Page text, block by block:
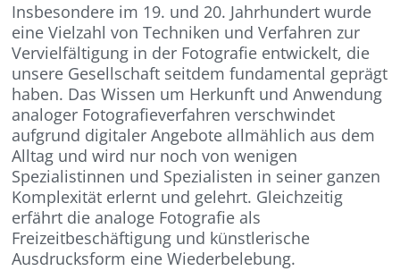
Insbesondere im 19. und 20. Jahrhundert wurde
eine Vielzahl von Techniken und Verfahren zur
Vervielfältigung in der Fotografie entwickelt, die
unsere Gesellschaft seitdem fundamental geprägt
haben. Das Wissen um Herkunft und Anwendung
analoger Fotografieverfahren verschwindet
aufgrund digitaler Angebote allmählich aus dem
Alltag und wird nur noch von wenigen
Spezialistinnen und Spezialisten in seiner ganzen
Komplexität erlernt und gelehrt. Gleichzeitig
erfährt die analoge Fotografie als
Freizeitbeschäftigung und künstlerische
Ausdrucksform eine Wiederbelebung.